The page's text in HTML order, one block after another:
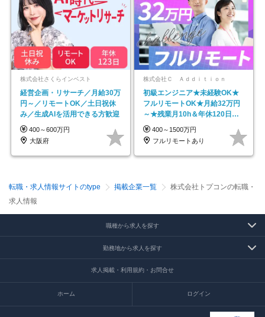
株式会社さくらインベスト
経営企画・リサーチ／月給30万
円～／リモートOK／土日祝休
み／生成AIを活用できる方歓迎
400～600万円
大阪府
株式会社Ｃ Ａｄｄｉｔｉｏｎ
初級エンジニア★未経験OK★
フルリモートOK★月給32万円
～★残業月10h＆年休120日以
上★副業可
400～1500万円
フルリモートあり
転職・求人情報サイトのtype 掲載企業一覧
株式会社トプコンの転職・
求人情報
職種から求人を探す
勤務地から求人を探す
求人掲載・利用規約・お問合せ
ホーム ログイン